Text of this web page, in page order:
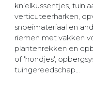
knielkussentjes,
verticuteerharken,
snoeimateriaal en
riemen met vakken
plantenrekken en
of 'hondjes',
tuingereedschap...